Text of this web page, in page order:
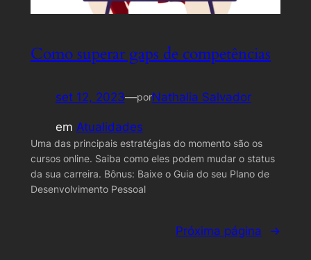
Como superar gaps de competências
set 12, 2023—porNathalia Salvador
em Atualidades
Uma das principais estratégias do momento são os
cursos online. Saiba como eles podem mudar o status
da sua carreira. Bônus: Baixe o Guia do seu Plano de
Desenvolvimento Pessoal
Próxima página →